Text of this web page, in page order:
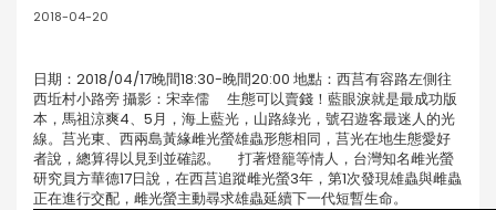
2018-04-20
日期：2018/04/17晚間18:30-晚間20:00 地點：西莒有容路左側往
西坵村小路旁 攝影：宋幸儒 生態可以賣錢！藍眼淚就是最成功版
本，馬祖涼爽4、5月，海上藍光，山路綠光，號召遊客最迷人的光
線。莒光東、西兩島黃緣雌光螢雄蟲形態相同，莒光在地生態愛好
者說，總算得以見到並確認。 打著燈籠等情人，台灣知名雌光螢
研究員方華德17日說，在西莒追蹤雌光螢3年，第1次發現雄蟲與雌蟲
正在進行交配，雌光螢主動尋求雄蟲延續下一代短暫生命。